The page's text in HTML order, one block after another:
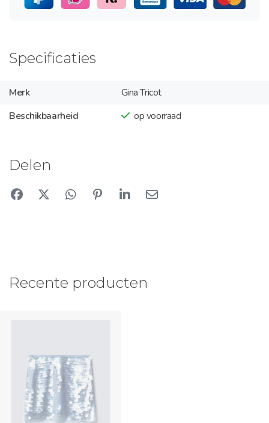
Specificaties
Merk
Gina Tricot
Beschikbaarheid
op voorraad
Delen
Recente producten